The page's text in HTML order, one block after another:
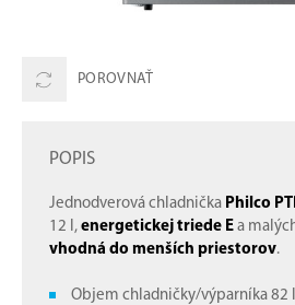
POROVNAŤ
POPIS
Jednodverová chladnička Philco
12 l, energetickej triede E a
vhodná do menších priestorov.
Objem chladničky/výparníka 82